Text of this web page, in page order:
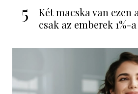
5
Két macska van ezen
csak az emberek 1%-a